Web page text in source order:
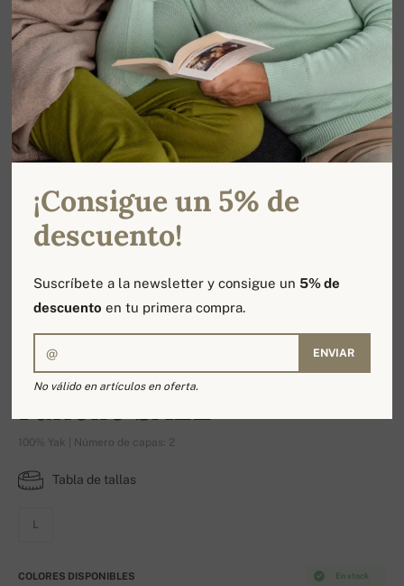
-16%
Fanelle SALE
100% Yak | Número de capas: 2
Tabla de tallas
L
En stock
COLORES DISPONIBLES
¡Consigue un 5% de
descuento!
Suscríbete a la newsletter y consigue un5% de
descuento en tu primera compra.
ENVIAR
No válido en artículos en oferta.